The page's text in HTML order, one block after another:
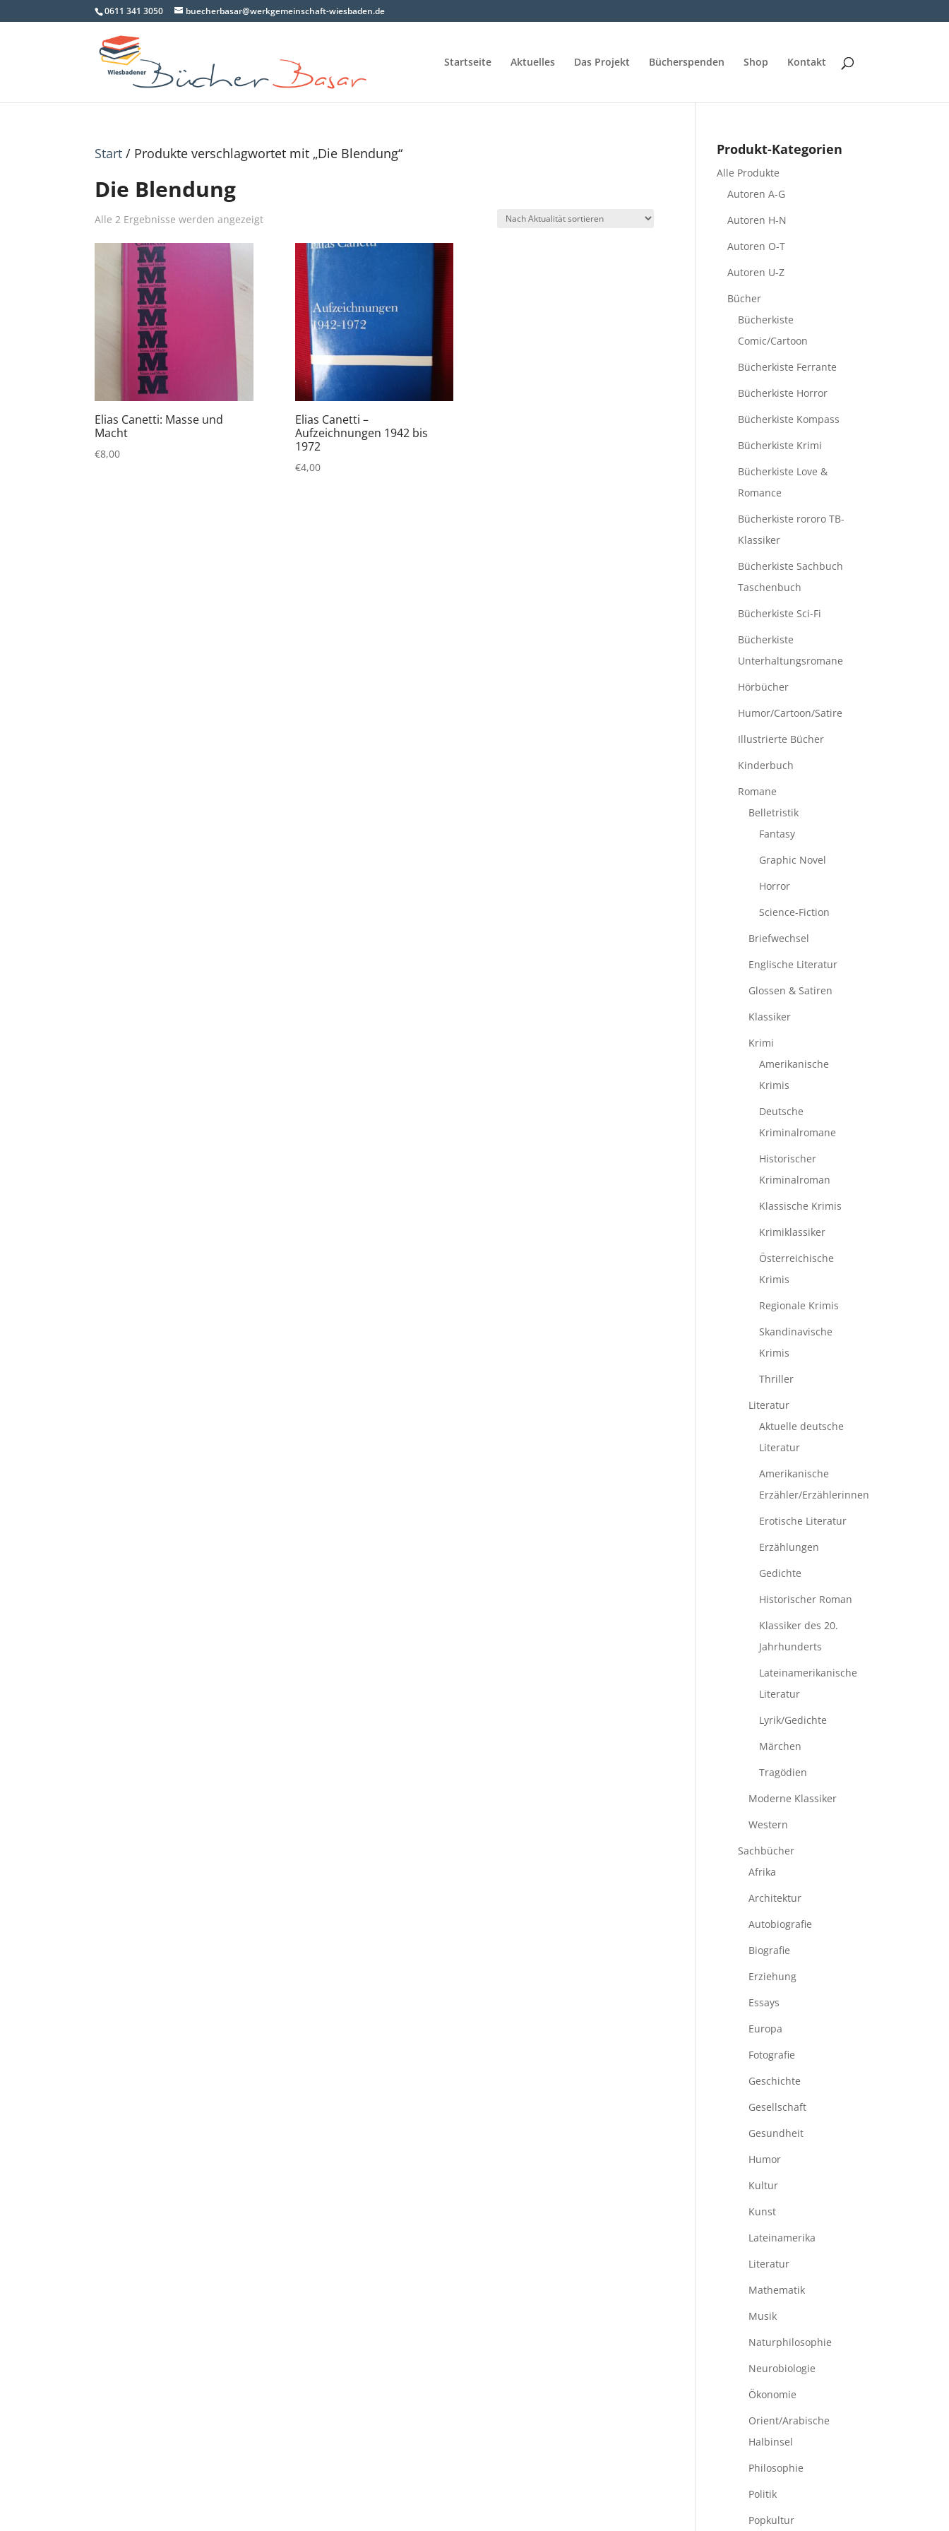
0611 341 3050 buecherbasar@werkgemeinschaft-wiesbaden.de
Startseite Aktuelles Das Projekt Bücherspenden Shop Kontakt
Start / Produkte verschlagwortet mit „Die Blendung“
Die Blendung
Alle 2 Ergebnisse werden angezeigtNach
Aktualität
Elias Canetti: Masse und
Macht
€8,00
Elias Canetti –
Aufzeichnungen 1942 bis
1972
€4,00
Produkt-Kategorien
Alle Produkte
Autoren A-G
Autoren H-N
Autoren O-T
Autoren U-Z
Bücher
Bücherkiste
Comic/Cartoon
Bücherkiste Ferrante
Bücherkiste Horror
Bücherkiste Kompass
Bücherkiste Krimi
Bücherkiste Love &
Romance
Bücherkiste rororo TB-
Klassiker
Bücherkiste Sachbuch
Taschenbuch
Bücherkiste Sci-Fi
Bücherkiste
Unterhaltungsromane
Hörbücher
Humor/Cartoon/Satire
Illustrierte Bücher
Kinderbuch
Romane
Belletristik
Fantasy
Graphic Novel
Horror
Science-Fiction
Briefwechsel
Englische Literatur
Glossen & Satiren
Klassiker
Krimi
Amerikanische
Krimis
Deutsche
Kriminalromane
Historischer
Kriminalroman
Klassische Krimis
Krimiklassiker
Österreichische
Krimis
Regionale Krimis
Skandinavische
Krimis
Thriller
Literatur
Aktuelle deutsche
Literatur
Amerikanische
Erzähler/Erzählerinnen
Erotische Literatur
Erzählungen
Gedichte
Historischer Roman
Klassiker des 20.
Jahrhunderts
Lateinamerikanische
Literatur
Lyrik/Gedichte
Märchen
Tragödien
Moderne Klassiker
Western
Sachbücher
Afrika
Architektur
Autobiografie
Biografie
Erziehung
Essays
Europa
Fotografie
Geschichte
Gesellschaft
Gesundheit
Humor
Kultur
Kunst
Lateinamerika
Literatur
Mathematik
Musik
Naturphilosophie
Neurobiologie
Ökonomie
Orient/Arabische
Halbinsel
Philosophie
Politik
Popkultur